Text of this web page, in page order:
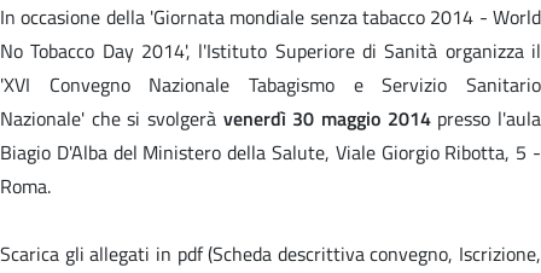
In occasione della 'Giornata mondiale senza tabacco 2014 - World
No Tobacco Day 2014', l'Istituto Superiore di Sanità organizza il
'XVI Convegno Nazionale Tabagismo e Servizio Sanitario
Nazionale' che si svolgerà venerdì 30 maggio 2014presso l'aula
Biagio D'Alba del Ministero della Salute, Viale Giorgio Ribotta, 5 -
Roma.
Scarica gli allegati in pdf (Scheda descrittiva convegno, Iscrizione,